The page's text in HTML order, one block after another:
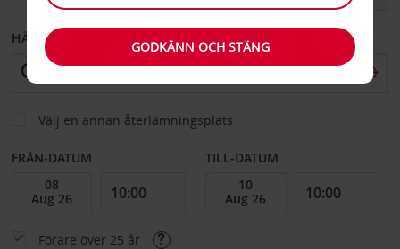
HÄMTA FRÅN
Välj en annan återlämningsplats
FRÅN-DATUM TILL-DATUM
Förare över 25 år
GODKÄNN OCH STÄNG